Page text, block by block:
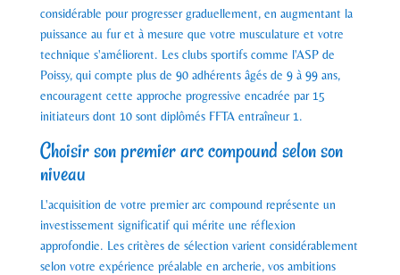
considérable pour progresser graduellement, en augmentant la
puissance au fur et à mesure que votre musculature et votre
technique s'améliorent. Les clubs sportifs comme l'ASP de
Poissy, qui compte plus de 90 adhérents âgés de 9 à 99 ans,
encouragent cette approche progressive encadrée par 15
initiateurs dont 10 sont diplômés FFTA entraîneur 1.
Choisir son premier arc compound selon son
niveau
L'acquisition de votre premier arc compound représente un
investissement significatif qui mérite une réflexion
approfondie. Les critères de sélection varient considérablement
selon votre expérience préalable en archerie, vos ambitions